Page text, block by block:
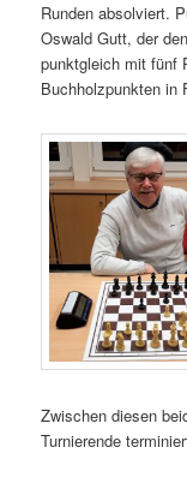
Runden absolviert.
Oswald Gutt, der
punktgleich mit fünf
Buchholzpunkten in
Zwischen diesen
Turnierende